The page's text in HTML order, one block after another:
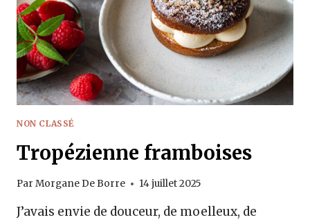
NON CLASSÉ
Tropézienne framboises
Par Morgane De Borre 14 juillet 2025
J’avais envie de douceur, de moelleux, de